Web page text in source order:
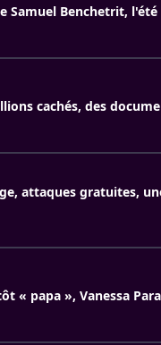
Samuel Benchetrit,
cachés, des
attaques gratuites,
« papa », Vanessa